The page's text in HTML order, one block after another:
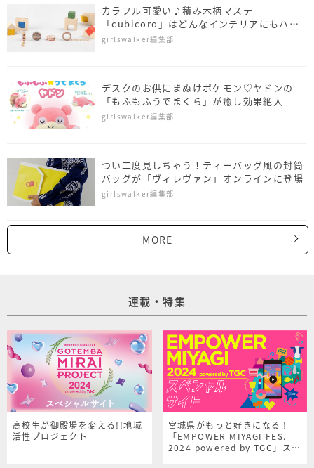
カラフル可愛い♪積み木柄マステ
「cubicoro」はどんなインテリアにもハマ
る
girlswalker編集部
デスクのお供にまぬけポケモン♡ヤドンの
「もふもふうでまくら」が癒し効果絶大
girlswalker編集部
つい二度見しちゃう！ティーバッグ風の封筒
バッグが「ヴィレヴァン」オンラインに登場
girlswalker編集部
MORE
連載・特集
高校生が御殿場を変える!!地域
活性プロジェクト
宮城県がもっと好きになる！
「EMPOWER MIYAGI FES.
2024 powered by TGC」スペ